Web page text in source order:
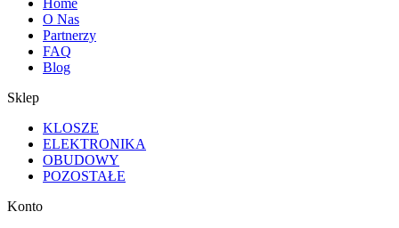
Home
O Nas
Partnerzy
FAQ
Blog
Sklep
KLOSZE
ELEKTRONIKA
OBUDOWY
POZOSTAŁE
Konto